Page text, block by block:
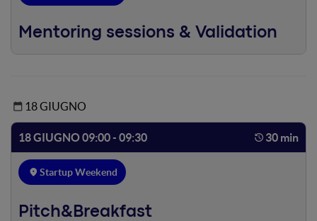
18 GIUGNO
Mentoring sessions & Validation
18 GIUGNO 09:00 - 09:30 30 min
Startup Weekend
Pitch&Breakfast